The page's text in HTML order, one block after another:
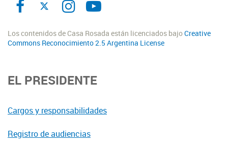
Los contenidos de Casa Rosada están licenciados bajoCreative
Commons Reconocimiento 2.5 Argentina License
EL PRESIDENTE
Cargos y responsabilidades
Registro de audiencias